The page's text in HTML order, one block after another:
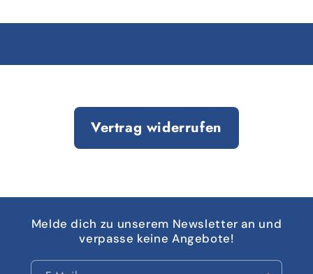
Vertrag widerrufen
Melde dich zu unserem Newsletter an und
verpasse keine Angebote!